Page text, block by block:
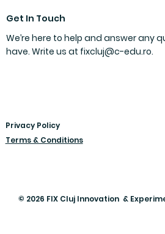
Get In Touch
We’re here to help and answer any
have. Write us at fixcluj@c-edu.ro.
Privacy Policy
Terms & Conditions
© 2026 FIX Cluj Innovation &